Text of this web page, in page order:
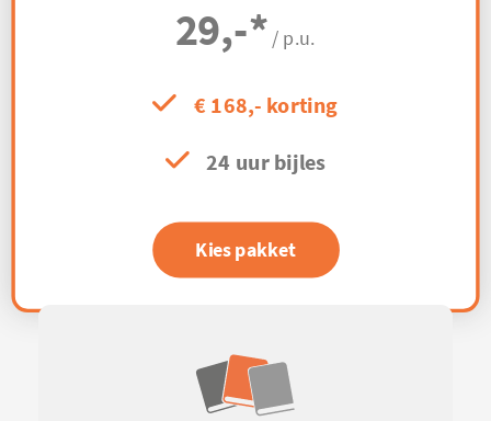
29,-* / p.u.
€ 168,- korting
24 uur bijles
Kies pakket